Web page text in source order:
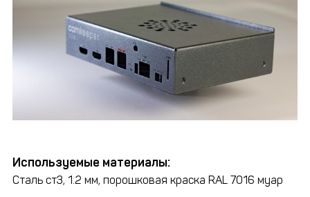
Используемые материалы:
Сталь ст3, 1.2 мм, порошковая краска RAL 7016 муар